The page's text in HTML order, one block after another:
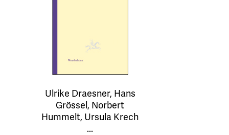
Ulrike Draesner, Hans
Grössel, Norbert
Hummelt, Ursula Krech
...